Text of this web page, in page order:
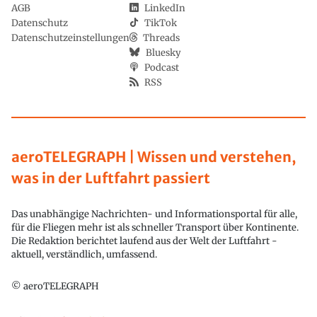
aeroTELEGRAPH | Wissen und verstehen,
was in der Luftfahrt passiert
Das unabhängige Nachrichten- und Informationsportal für alle,
für die Fliegen mehr ist als schneller Transport über Kontinente.
Die Redaktion berichtet laufend aus der Welt der Luftfahrt -
aktuell, verständlich, umfassend.
© aeroTELEGRAPH
AGB
Datenschutz
Datenschutzeinstellungen
LinkedIn
TikTok
Threads
Bluesky
Podcast
RSS